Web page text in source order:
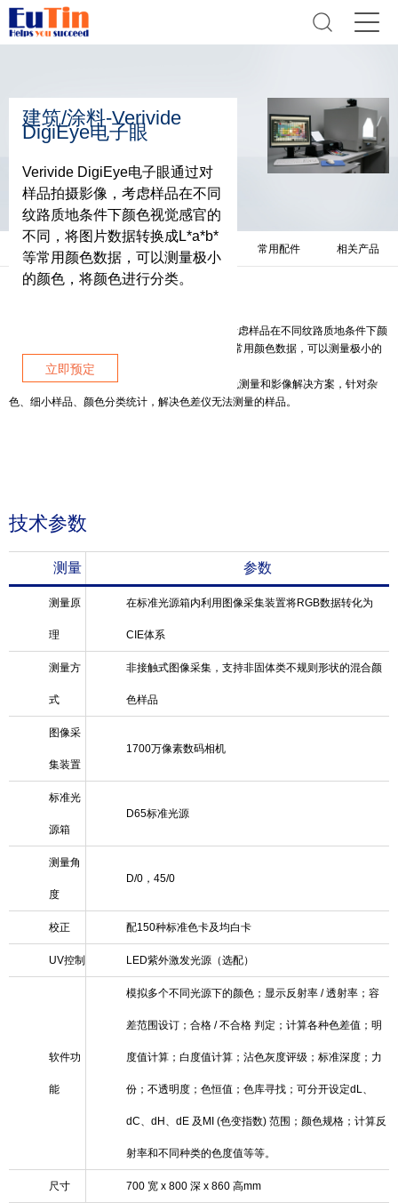
建筑/涂料-Verivide
DigiEye电子眼
Verivide DigiEye电子眼通过对
样品拍摄影像，考虑样品在不同
纹路质地条件下颜色视觉感官的
不同，将图片数据转换成L*a*b*
等常用颜色数据，可以测量极小
的颜色，将颜色进行分类。
立即预定
产品简介 技术参数 相关资料 常用配件 相关产品
Verivide DigiEye电子眼通过对样品拍摄影像，考虑样品在不同纹路质地条件下颜
色视觉感官的不同，将图片数据转换成L*a*b*等常用颜色数据，可以测量极小的
颜色，将颜色进行分类。
DigiEye电子眼是一种非接触式、非破坏式的颜色测量和影像解决方案，针对杂
色、细小样品、颜色分类统计，解决色差仪无法测量的样品。
技术参数
测量 参数
测量原
理
在标准光源箱内利用图像采集装置将RGB数据转化为
CIE体系
测量方
式
非接触式图像采集，支持非固体类不规则形状的混合颜
色样品
图像采
集装置
1700万像素数码相机
标准光
源箱
D65标准光源
测量角
度
D/0，45/0
校正 配150种标准色卡及均白卡
UV控制 LED紫外激发光源（选配）
软件功
能
模拟多个不同光源下的颜色；显示反射率 / 透射率；容
差范围设订；合格 / 不合格 判定；计算各种色差值；明
度值计算；白度值计算；沾色灰度评级；标准深度；力
份；不透明度；色恒值；色库寻找；可分开设定dL、
dC、dH、dE 及MI (色变指数) 范围；颜色规格；计算反
射率和不同种类的色度值等等。
尺寸 700 宽 x 800 深 x 860 高mm